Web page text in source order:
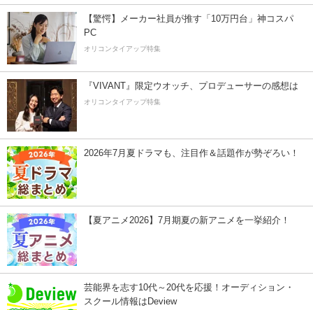
【驚愕】メーカー社員が推す「10万円台」神コスパ
PC
オリコンタイアップ特集
『VIVANT』限定ウオッチ、プロデューサーの感想は
オリコンタイアップ特集
2026年7月夏ドラマも、注目作＆話題作が勢ぞろい！
【夏アニメ2026】7月期夏の新アニメを一挙紹介！
芸能界を志す10代～20代を応援！オーディション・
スクール情報はDeview